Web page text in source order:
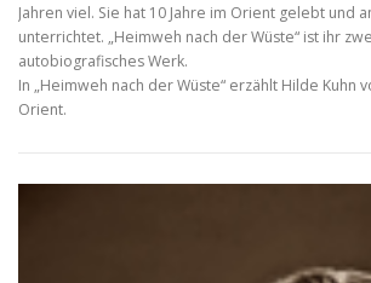
Jahren viel. Sie hat 10 Jahre im Orient gelebt und
unterrichtet. „Heimweh nach der Wüste“ ist ihr
autobiografisches Werk.
In „Heimweh nach der Wüste“ erzählt Hilde Kuhn
Orient.